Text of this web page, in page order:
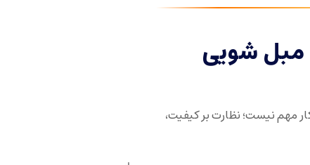
شویی
مهم نیست؛ نظارت بر کیفیت،